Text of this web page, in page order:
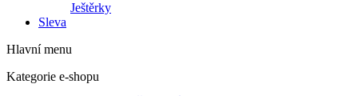
Ještěrky
Sleva
Hlavní menu
Kategorie e-shopu